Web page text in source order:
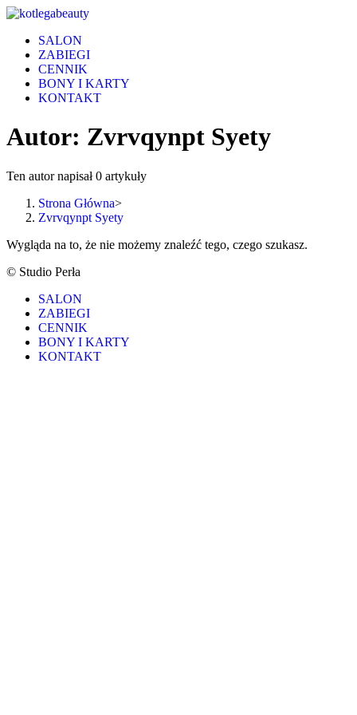
Skip
contentSALON
ZABIEGI
CENNIK
BONY I KARTY
KONTAKT
Autor: Zvrvqynpt Syety
Ten autor napisał 0 artykuły
Strona Główna>
Zvrvqynpt Syety
Wygląda na to, że nie możemy znaleźć tego, czego szukasz.
© Studio Perła
SALON
ZABIEGI
CENNIK
BONY I KARTY
KONTAKT